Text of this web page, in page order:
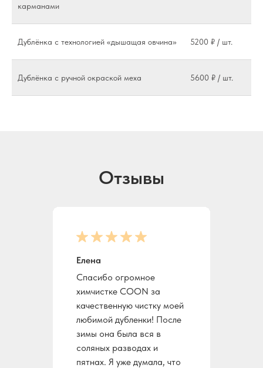
карманами
Дублёнка с технологией «дышащая овчина» 5200 ₽ / шт.
Дублёнка с ручной окраской меха 5600 ₽ / шт.
Отзывы
Елена
Спасибо огромное
химчистке COON за
качественную чистку моей
любимой дубленки! После
зимы она была вся в
соляных разводах и
пятнах. Я уже думала, что